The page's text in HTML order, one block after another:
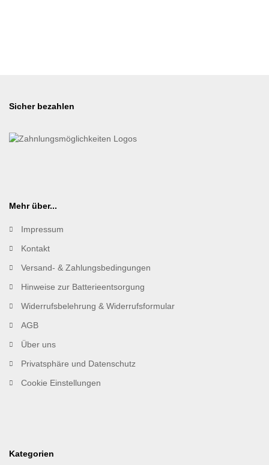
Sicher bezahlen
Mehr über...
Impressum
Kontakt
Versand- & Zahlungsbedingungen
Hinweise zur Batterieentsorgung
Widerrufsbelehrung & Widerrufsformular
AGB
Über uns
Privatsphäre und Datenschutz
Cookie Einstellungen
Kategorien